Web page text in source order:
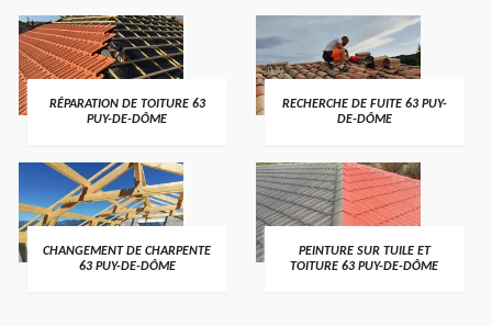
RÉPARATION DE TOITURE 63
PUY-DE-DÔME
RECHERCHE DE FUITE 63 PUY-
DE-DÔME
CHANGEMENT DE CHARPENTE
63 PUY-DE-DÔME
PEINTURE SUR TUILE ET
TOITURE 63 PUY-DE-DÔME